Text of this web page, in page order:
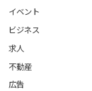
イベント
ビジネス
求人
不動産
広告